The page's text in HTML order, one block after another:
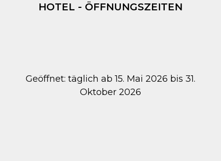
HOTEL - ÖFFNUNGSZEITEN
Geöffnet: täglich ab 15. Mai 2026 bis 31.
Oktober 2026